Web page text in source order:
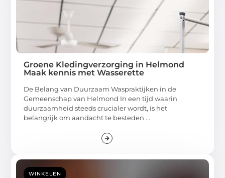
Groene Kledingverzorging in Helmond
Maak kennis met Wasserette
De Belang van Duurzaam Waspraktijken in de
Gemeenschap van Helmond In een tijd waarin
duurzaamheid steeds crucialer wordt, is het
belangrijk om aandacht te besteden ...
WINKELEN